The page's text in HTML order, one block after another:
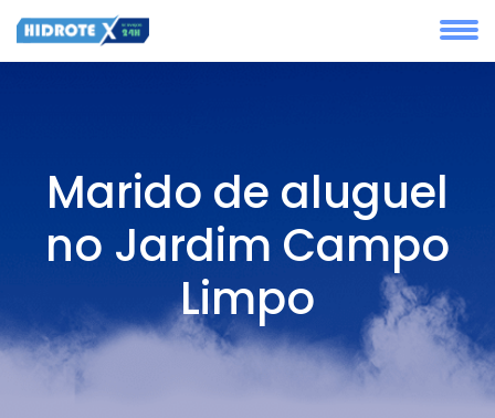
Marido de aluguel
no Jardim Campo
Limpo